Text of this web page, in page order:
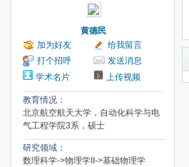
黄德民
加为好友
给我留言
打个招呼
发送消息
学术名片
上传视频
教育情况：
北京航空航天大学，自动化科学与电
气工程学院3系，硕士
研究领域：
数理科学->物理学II->基础物理学